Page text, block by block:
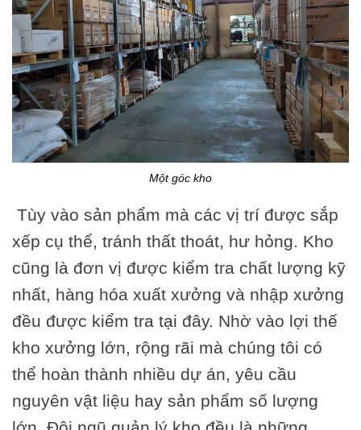
Một góc kho
Tùy vào sản phẩm mà các vị trí được sắp
xếp cụ thể, tránh thất thoát, hư hỏng. Kho
cũng là đơn vị được kiểm tra chất lượng kỹ
nhất, hàng hóa xuất xưởng và nhập xưởng
đều được kiểm tra tại đây. Nhờ vào lợi thế
kho xưởng lớn, rộng rãi mà chúng tôi có
thể hoàn thành nhiều dự án, yêu cầu
nguyên vật liệu hay sản phẩm số lượng